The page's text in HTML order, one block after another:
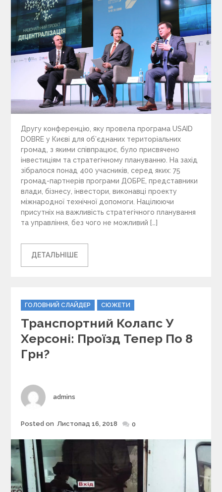
Другу конференцію, яку провела програма USAID
DOBRE у Києві для об’єднаних територіальних
громад, з якими співпрацює, було присвячено
інвестиціям та стратегічному плануванню. На захід
зібралося понад 400 учасників, серед яких: 75
громад-партнерів програми ДОБРЕ, представники
влади, бізнесу, інвестори, виконавці проекту
міжнародної технічної допомоги. Націлюючи
присутніх на важливість стратегічного планування
та управління, без чого не можливий […]
ДЕТАЛЬНІШЕ
C
a
t
e
g
e
s
ГОЛОВНИЙ СЛАЙДЕР СЮЖЕТИ
Транспортний Колапс У
Херсоні: Проїзд Тепер По 8
Грн?
Author
admins
Posted
Posted on Листопад 16, 2018 0